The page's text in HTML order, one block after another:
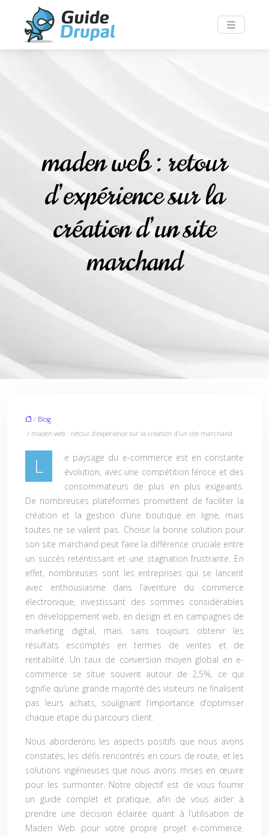
maden web : retour
d’expérience sur la
création d’un site
marchand
/ Blog
/ maden web : retour d’expérience sur la création d’un site marchand
L
e paysage du e-commerce est en constante
évolution, avec une compétition féroce et des
consommateurs de plus en plus exigeants.
De nombreuses plateformes promettent de faciliter la
création et la gestion d’une boutique en ligne, mais
toutes ne se valent pas. Choisir la bonne solution pour
son site marchand peut faire la différence cruciale entre
un succès retentissant et une stagnation frustrante. En
effet, nombreuses sont les entreprises qui se lancent
avec enthousiasme dans l’aventure du commerce
électronique, investissant des sommes considérables
en développement web, en design et en campagnes de
marketing digital, mais sans toujours obtenir les
résultats escomptés en termes de ventes et de
rentabilité. Un taux de conversion moyen global en e-
commerce se situe souvent autour de 2,5%, ce qui
signifie qu’une grande majorité des visiteurs ne finalisent
pas leurs achats, soulignant l’importance d’optimiser
chaque étape du parcours client.
Nous aborderons les aspects positifs que nous avons
constatés, les défis rencontrés en cours de route, et les
solutions ingénieuses que nous avons mises en œuvre
pour les surmonter. Notre objectif est de vous fournir
un guide complet et pratique, afin de vous aider à
prendre une décision éclairée quant à l’utilisation de
Maden Web pour votre propre projet e-commerce.